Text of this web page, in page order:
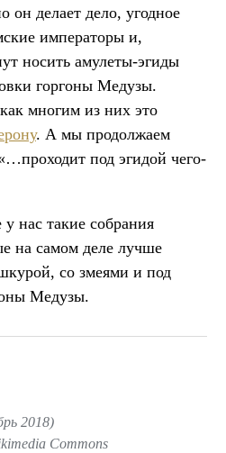
он делает дело, угодное
императоры и,
носить амулеты-эгиды
горгоны Медузы.
многим из них это
. А мы продолжаем
под эгидой чего-
нас такие собрания
на самом деле лучше
со змеями и под
Медузы.
2018)
Commons